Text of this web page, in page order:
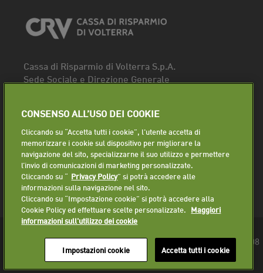
Cassa di Risparmio di Volterra S.p.A.
Sede Sociale e Direzione Generale
Fax. 0588 86940
Segui la pagina
Lavora con noi
© 2018 Cassa di Risparmio di Volterra S.p.A. - P.IVA 01225610508
CONSENSO ALL’USO DEI COOKIE
Cliccando su “Accetta tutti i cookie”, l'utente accetta di
memorizzare i cookie sul dispositivo per migliorare la
navigazione del sito, specializzarne il suo utilizzo e permettere
l’invio di comunicazioni di marketing personalizzate.
Cliccando su “ Privacy Policy” si potrà accedere alle
informazioni sulla navigazione nel sito.
Cliccando su “Impostazione cookie” si potrà accedere alla
Cookie Policy ed effettuare scelte personalizzate. Maggiori
informazioni sull'utilizzo dei cookie
Accetta tutti i cookie
Impostazioni cookie